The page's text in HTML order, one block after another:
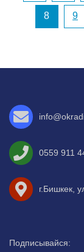
8 9
0559 911
г.Бишкек,
Подписывайся: